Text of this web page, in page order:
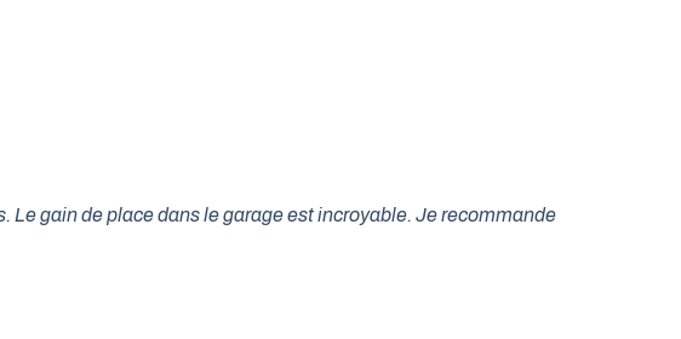
Le gain de place dans le garage est incroyable. Je recommande